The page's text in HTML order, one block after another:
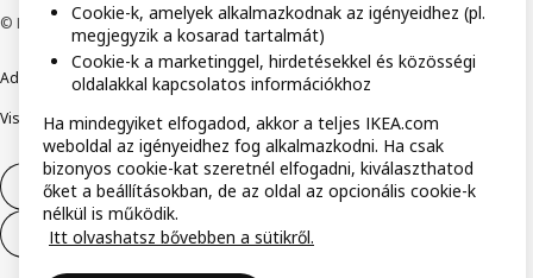
© Inter IKEA Systems B.V. 1999-2026
Adatvédelmi nyilatkozatCookie szabályzatEgyütt a biztonságért
Visszaélés bejelentésDigitális akadálymentesítési nyilatkozat
Elállás a szerződéstől
Elállás a szerződéstől (szolgáltatások)
Cookie-k, amelyek alkalmazkodnak az igényeidhez (pl.
megjegyzik a kosarad tartalmát)
Cookie-k a marketinggel, hirdetésekkel és közösségi
oldalakkal kapcsolatos információkhoz
Ha mindegyiket elfogadod, akkor a teljes IKEA.com
weboldal az igényeidhez fog alkalmazkodni. Ha csak
bizonyos cookie-kat szeretnél elfogadni, kiválaszthatod
őket a beállításokban, de az oldal az opcionális cookie-k
nélkül is működik.
Itt olvashatsz bővebben a sütikről.